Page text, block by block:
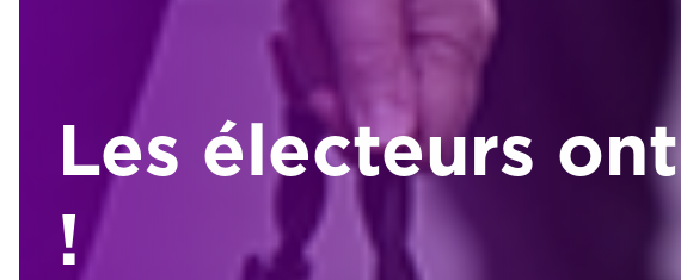
Les électeurs
!